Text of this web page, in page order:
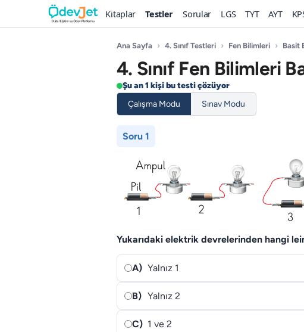
Kitaplar Testler Sorular LGS TYT AYT
Ana Sayfa › 4. Sınıf Testleri › Fen Bilimleri › Basit
4. Sınıf Fen Bilimleri
Şu an 1 kişi bu testi çözüyor
Çalışma Modu
Sınav Modu
Soru 1
Yukarıdaki elektrik devrelerinden hangi­
A) Yalnız 1
B) Yalnız 2
C) 1 ve 2